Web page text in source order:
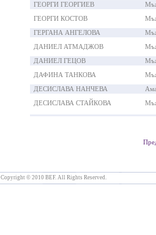
ГЕОРГИ ГЕОРГИЕВ
ГЕОРГИ КОСТОВ
ГЕРГАНА АНГЕЛОВА
ДАНИЕЛ АТМАДЖОВ
ДАНИЕЛ ГЕЦОВ
ДАФИНА ТАНКОВА
ДЕСИСЛАВА НАНЧЕВА
ДЕСИСЛАВА СТАЙКОВА
Copyright © 2010 BEF. All Rights Reserved.